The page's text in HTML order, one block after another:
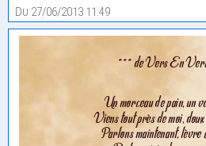
Du 27/06/2013 11:49